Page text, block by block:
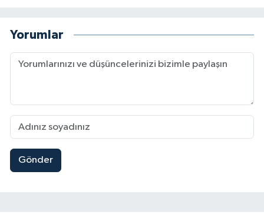
Yorumlar
Gönder